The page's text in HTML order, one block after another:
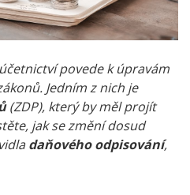
povede k úpravám
Jedním z nich je
(ZDP), který by měl projít
jak se změní dosud
daňového odpisování,